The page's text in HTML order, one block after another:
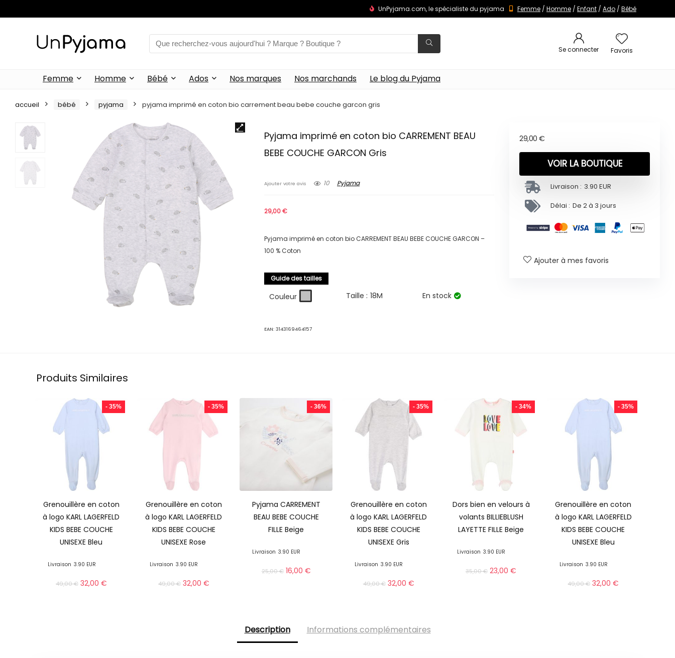
UnPyjama.com, le spécialiste du pyjama Femme / Homme / Enfant / Ado / Bébé
Se connecter Favoris
Femme Homme Bébé Ados Nos marques Nos marchands Le blog du Pyjama
accueil bébé pyjama pyjama imprimé en coton bio carrement beau bebe couche garcon gris
Pyjama imprimé en coton bio CARREMENT BEAU
BEBE COUCHE GARCON Gris
Ajouter votre avis 10 Pyjama
29,00€
Pyjama imprimé en coton bio CARREMENT BEAU BEBE COUCHE GARCON –
100 % Coton
Guide des tailles
Couleur Taille : 18M En stock
EAN:3143169464157
29,00 €
VOIR LA BOUTIQUE
Livraison : 3.90 EUR
Délai : De 2 à 3 jours
Ajouter à mes favoris
Produits Similaires
- 35%
Grenouillère en coton
à logo KARL LAGERFELD
KIDS BEBE COUCHE
UNISEXE Bleu
Livraison 3.90 EUR
49,00€ 32,00 €
- 35%
Grenouillère en coton
à logo KARL LAGERFELD
KIDS BEBE COUCHE
UNISEXE Rose
Livraison 3.90 EUR
49,00€ 32,00 €
- 36%
Pyjama CARREMENT
BEAU BEBE COUCHE
FILLE Beige
Livraison 3.90 EUR
25,00€ 16,00 €
- 35%
Grenouillère en coton
à logo KARL LAGERFELD
KIDS BEBE COUCHE
UNISEXE Gris
Livraison 3.90 EUR
49,00€ 32,00 €
- 34%
Dors bien en velours à
volants BILLIEBLUSH
LAYETTE FILLE Beige
Livraison 3.90 EUR
35,00€ 23,00€
- 35%
Grenouillère en coton
à logo KARL LAGERFELD
KIDS BEBE COUCHE
UNISEXE Bleu
Livraison 3.90 EUR
49,00€ 32,00€
Description Informations complémentaires